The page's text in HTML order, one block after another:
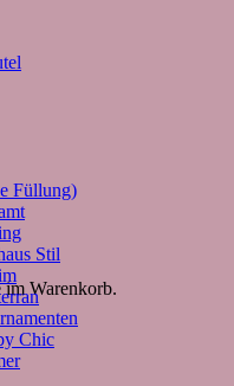
im Warenkorb.
Füllung)
Stil
Chic